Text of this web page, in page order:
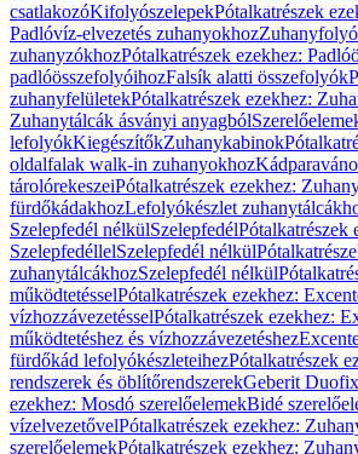
csatlakozóKifolyószelepekPótalkatrészek
Padlóvíz-elvezetés zuhanyokhoz
zuhanyzókhozPótalkatrészek ezekhez:
padlóösszefolyóihozFalsík alatti összefolyók
zuhanyfelületekPótalkatrészek ezekhez:
Zuhanytálcák ásványi anyagból
lefolyókKiegészítőkZuhanykabinok
oldalfalak walk-in zuhanyokhoz
tárolórekeszeiPótalkatrészek ezekhez:
fürdőkádakhozLefolyókészlet
Szelepfedél nélkülSzelepfedélPótalkatrészek
SzelepfedéllelSzelepfedél nélkül
zuhanytálcákhozSzelepfedél nélkül
működtetésselPótalkatrészek ezekhez:
vízhozzávezetésselPótalkatrészek ezekhez:
működtetéshez és vízhozzávezetéshez
fürdőkád lefolyókészleteihezPótalkatrészek
rendszerek és öblítőrendszerekGeberit Duofix
ezekhez: Mosdó szerelőelemekBidé
vízelvezetővelPótalkatrészek ezekhez:
szerelőelemekPótalkatrészek ezekhez: